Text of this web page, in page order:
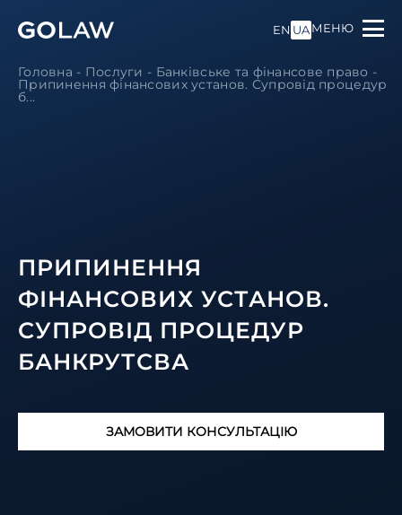
EN UAМЕНЮ
Головна - Послуги - Банківське та фінансове право -
Припинення фінансових установ. Супровід процедур
б...
ПРИПИНЕННЯ
ФІНАНСОВИХ УСТАНОВ.
СУПРОВІД ПРОЦЕДУР
БАНКРУТСВА
ЗАМОВИТИ КОНСУЛЬТАЦІЮ